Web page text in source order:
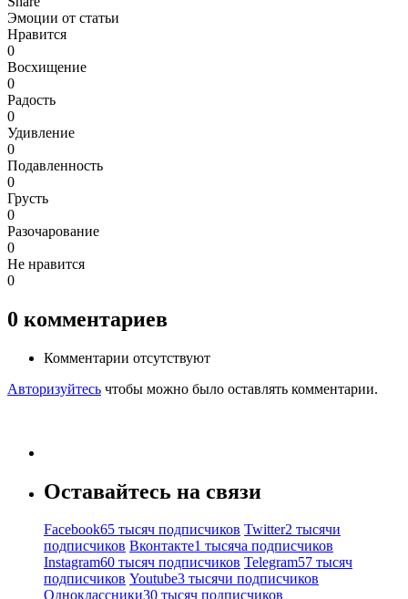
Эмоции от статьи
Нравится
0
Восхищение
0
Радость
0
Удивление
0
Подавленность
0
Грусть
0
Разочарование
0
Не нравится
0
0 комментариев
Комментарии отсутствуют
Авторизуйтесь чтобы можно было оставлять комментарии.
Оставайтесь на связи
Facebook65 тысяч подписчиков Twitter2 тысячи
подписчиков Вконтакте1 тысяча подписчиков
Instagram60 тысяч подписчиков Telegram57 тысяч
подписчиков Youtube3 тысячи подписчиков
Одноклассники30 тысяч подписчиков